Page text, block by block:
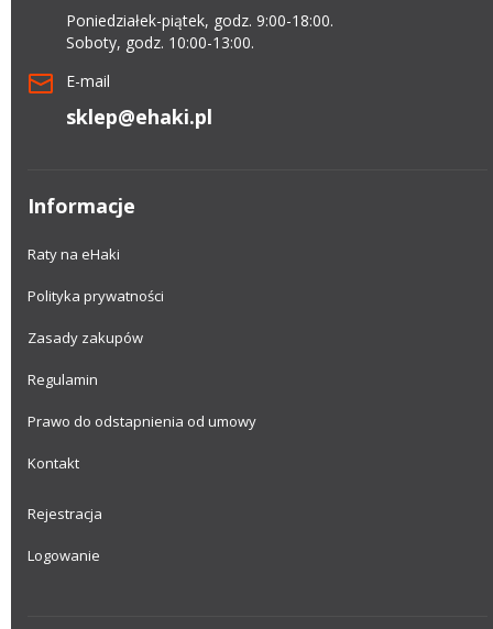
Poniedziałek-piątek, godz. 9:00-18:00.
Soboty, godz. 10:00-13:00.
E-mail
sklep@ehaki.pl
Informacje
Raty na eHaki
Polityka prywatności
Zasady zakupów
Regulamin
Prawo do odstapnienia od umowy
Kontakt
Rejestracja
Logowanie